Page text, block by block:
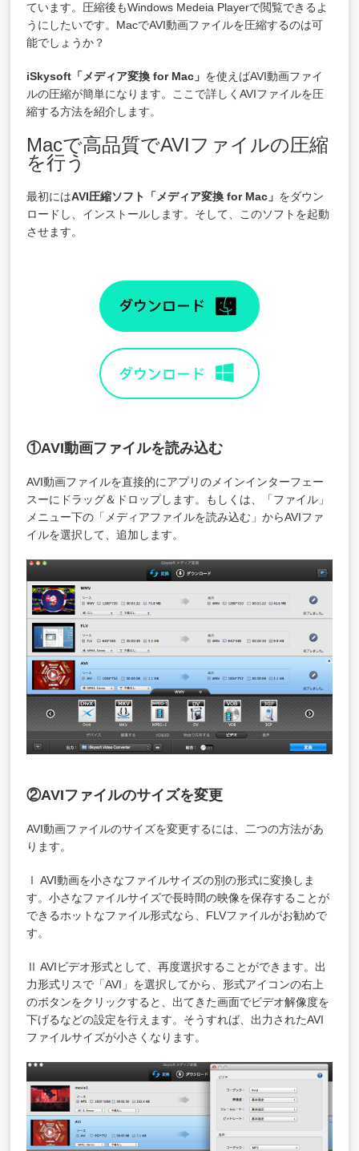
ています。圧縮後もWindows Medeia Playerで閲覧できるよ
うにしたいです。MacでAVI動画ファイルを圧縮するのは可
能でしょうか？
iSkysoft「 メディア変換 for Mac 」 を使えばAVI動画ファイ
ルの圧縮が簡単になります。ここで詳しくAVIファイルを圧
縮する方法を紹介します。
Macで高品質でAVIファイルの圧縮
を行う
最初にはAVI圧縮ソフト「 メディア変換 for Mac 」 をダウン
ロードし、インストールします。そして、このソフトを起動
させます。
①AVI動画ファイルを読み込む
AVI動画ファイルを直接的にアプリのメインインターフェー
スーにドラッグ＆ドロップします。もしくは、「ファイル」
メニュー下の「メディアファイルを読み込む」からAVIファ
イルを選択して、追加します。
②AVIファイルのサイズを変更
AVI動画ファイルのサイズを変更するには、二つの方法があ
ります。
Ⅰ AVI動画を小さなファイルサイズの別の形式に変換しま
す。小さなファイルサイズで長時間の映像を保存することが
できるホットなファイル形式なら、FLVファイルがお勧めで
す。
Ⅱ AVIビデオ形式として、再度選択することができます。出
力形式リスで「AVI」を選択してから、形式アイコンの右上
のボタンをクリックすると、出てきた画面でビデオ解像度を
下げるなどの設定を行えます。そうすれば、出力されたAVI
ファイルサイズが小さくなります。